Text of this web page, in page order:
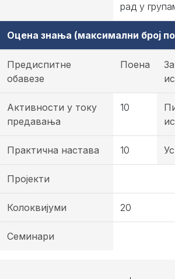
рад у
Оцена знања (максимални број
Предиспитне
обавезе
Поена
Активности у току
предавања
10
Практична настава 10
Пројекти
Колоквијуми 20
Семинари